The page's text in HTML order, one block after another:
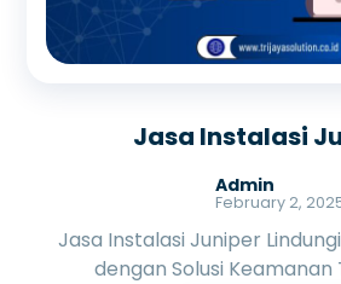
Jasa Instalasi
Admin
February 2,
Jasa Instalasi Juniper
dengan Solusi Keamanan